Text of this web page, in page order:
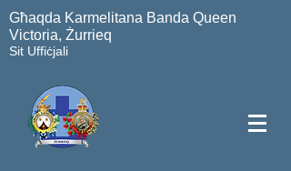
Għaqda Karmelitana Banda Queen
Victoria, Żurrieq
Sit Uffiċjali